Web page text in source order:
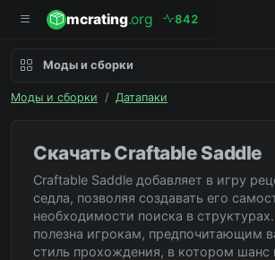
mcrating.org 842
Моды и сборки
Моды и сборки / Датапаки
Скачать Craftable Saddle
Craftable Saddle добавляет в игру
седла, позволяя создавать его
необходимости поиска в
полезна игрокам, предпочитающим
стиль прохождения, в котором шанс